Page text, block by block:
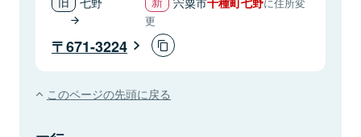
更
671-3224
このページの先頭に戻る